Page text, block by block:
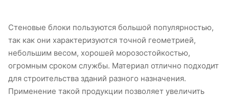
Стеновые блоки пользуются большой популярностью,
так как они характеризуются точной геометрией,
небольшим весом, хорошей морозостойкостью,
огромным сроком службы. Материал отлично подходит
для строительства зданий разного назначения.
Применение такой продукции позволяет увеличить